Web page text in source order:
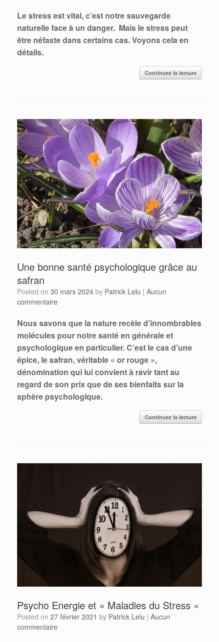
Le stress est vital, c’est notre sauvegarde
naturelle face à un danger. Mais le stress peut
être néfaste dans certains cas. Voyons cela en
détails.
Continuez la lecture
Une bonne santé psychologique grâce au
safran
Posted on 30 mars 2024 by Patrick Lelu | Aucun
commentaire
Nous savons que la nature recèle d’innombrables
molécules pour notre santé en générale et
psychologique en particulier. C’est le cas d’une
épice, le safran, véritable « or rouge »,
dénomination qui lui convient à ravir tant au
regard de son prix que de ses bienfaits sur la
sphère psychologique.
Continuez la lecture
Psycho Energie et « Maladies du Stress »
Posted on 27 février 2021 by Patrick Lelu | Aucun
commentaire